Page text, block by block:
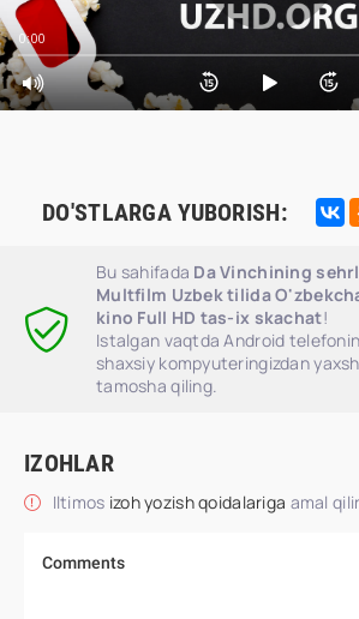
0:00
DO'STLARGA YUBORISH:
Bu sahifada Da Vinchining
Multfilm Uzbek tilida
kino Full HD tas-ix skachat!
Istalgan vaqtda Android
shaxsiy kompyuteringizdan
tamosha qiling.
IZOHLAR
Iltimos izoh yozish qoidalariga amal